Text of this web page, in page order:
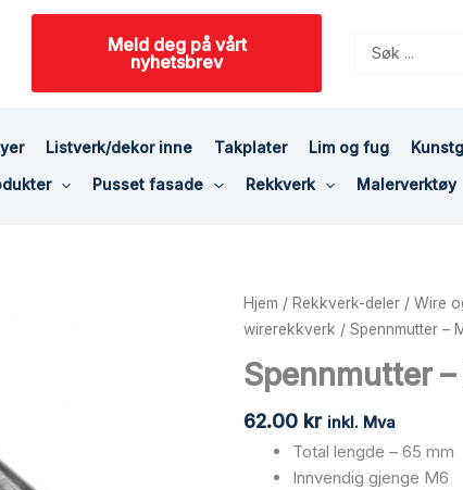
Meld deg på vårt
nyhetsbrev
Search
Listverk/dekor inne Takplater Lim og fug
Pusset fasade Rekkverk Malerverktøy
Hjem / Rekkverk-deler/ Wire
wirerekkverk / Spennmutter –
Spennmutter –
62.00 kr inkl. Mva
Total lengde – 65 mm
Innvendig gjenge M6
Spennmutter
-
AISI
SATIN
antall